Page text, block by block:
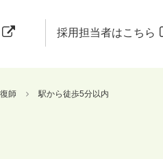
採用担当者はこちら
師 駅から徒歩5分以内